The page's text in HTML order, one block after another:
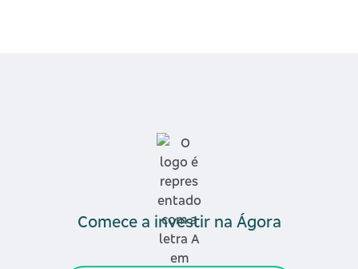
Comece a investir na Ágora